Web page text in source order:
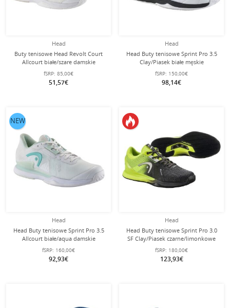
Head
Buty tenisowe Head Revolt Court
Allcourt białe/szare damskie
fSRP: 85,00€
51,57€
Head
Head Buty tenisowe Sprint Pro 3.5
Clay/Piasek białe męskie
fSRP: 150,00€
98,14€
Head
Head Buty tenisowe Sprint Pro 3.5
Allcourt białe/aqua damskie
fSRP: 160,00€
92,93€
NEW
Head
Head Buty tenisowe Sprint Pro 3.0
SF Clay/Piasek czarne/limonkowe
damskie
fSRP: 180,00€
123,93€